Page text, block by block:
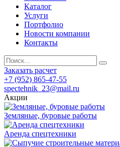
Каталог
Услуги
Портфолио
Новости компании
Контакты
Заказать расчет
+7 (952) 865-47-55
spectehnik_23@mail.ru
Акции
Земляные, буровые работы
Аренда спецтехники